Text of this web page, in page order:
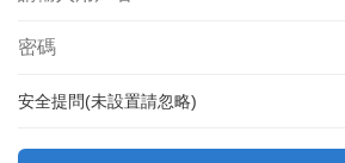
安全提問(未設置請忽略)